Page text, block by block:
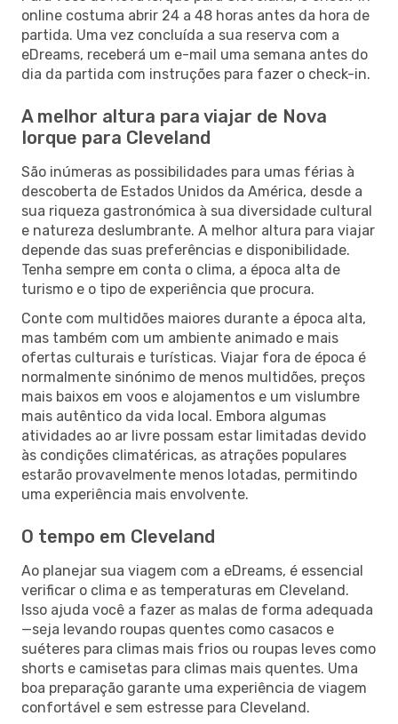
online costuma abrir 24 a 48 horas antes da hora de
partida. Uma vez concluída a sua reserva com a
eDreams, receberá um e-mail uma semana antes do
dia da partida com instruções para fazer o check-in.
A melhor altura para viajar de Nova
Iorque para Cleveland
São inúmeras as possibilidades para umas férias à
descoberta de Estados Unidos da América, desde a
sua riqueza gastronómica à sua diversidade cultural
e natureza deslumbrante. A melhor altura para viajar
depende das suas preferências e disponibilidade.
Tenha sempre em conta o clima, a época alta de
turismo e o tipo de experiência que procura.
Conte com multidões maiores durante a época alta,
mas também com um ambiente animado e mais
ofertas culturais e turísticas. Viajar fora de época é
normalmente sinónimo de menos multidões, preços
mais baixos em voos e alojamentos e um vislumbre
mais autêntico da vida local. Embora algumas
atividades ao ar livre possam estar limitadas devido
às condições climatéricas, as atrações populares
estarão provavelmente menos lotadas, permitindo
uma experiência mais envolvente.
O tempo em Cleveland
Ao planejar sua viagem com a eDreams, é essencial
verificar o clima e as temperaturas em Cleveland.
Isso ajuda você a fazer as malas de forma adequada
—seja levando roupas quentes como casacos e
suéteres para climas mais frios ou roupas leves como
shorts e camisetas para climas mais quentes. Uma
boa preparação garante uma experiência de viagem
confortável e sem estresse para Cleveland.